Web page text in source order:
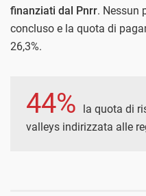
finanziati dal Pnrr. Nessun
concluso e la quota di
26,3%.
44%
la quota di
valleys indirizzata alle